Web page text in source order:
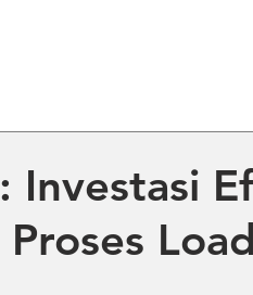
Investasi